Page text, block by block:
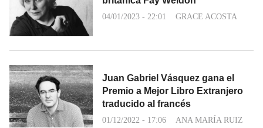
04/01/2023 - 22:01 GRACE ACOSTA
Juan Gabriel Vásquez gana el
Premio a Mejor Libro Extranjero
traducido al francés
01/12/2022 - 17:06 ANA MARÍA RUIZ